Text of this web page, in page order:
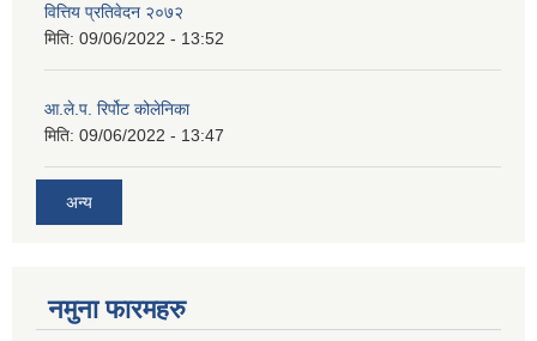
वित्तिय प्रतिवेदन २०७२
मिति: 09/06/2022 - 13:52
आ.ले.प. रिर्पोट कोलेनिका
मिति: 09/06/2022 - 13:47
अन्य
नमुना फारमहरु